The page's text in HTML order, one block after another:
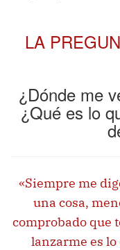
LA
¿Dónde me
¿Qué es lo
«Siempre me
una cosa,
comprobado que
lanzarme es lo